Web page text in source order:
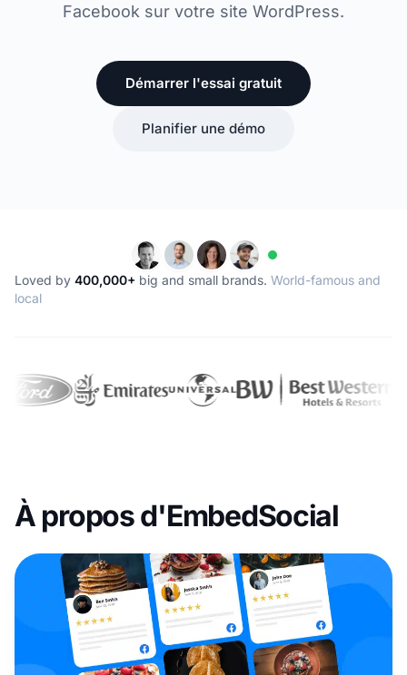
Facebook sur votre site WordPress.
Démarrer l'essai gratuit
Planifier une démo
Loved by 400,000+ big and small brands. World-famous and
local
À propos d'EmbedSocial